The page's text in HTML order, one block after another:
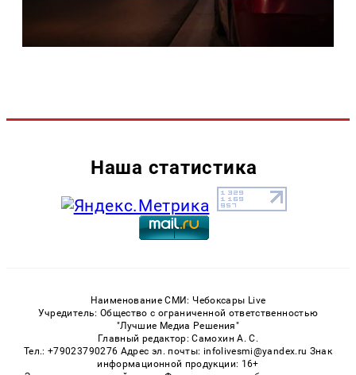
Наша статистика
Наименование СМИ: Чебоксары Live
Учредитель: Общество с ограниченной ответственностью
"Лучшие Медиа Решения"
Главный редактор: Самохин А. С.
Тел.: +79023790276 Адрес эл. почты: infolivesmi@yandex.ru Знак
информационной продукции: 16+